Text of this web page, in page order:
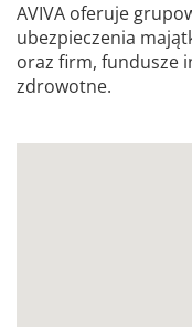
AVIVA oferuje
ubezpieczenia
oraz firm, fundusze
zdrowotne.